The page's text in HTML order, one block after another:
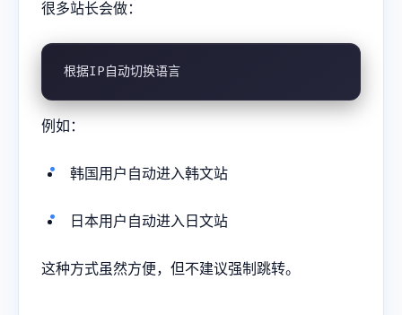
很多站长会做：
根据IP自动切换语言
例如：
韩国用户自动进入韩文站
日本用户自动进入日文站
这种方式虽然方便，但不建议强制跳转。